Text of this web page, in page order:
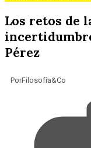
Los retos de
Pérez
PorFilosofía&Co